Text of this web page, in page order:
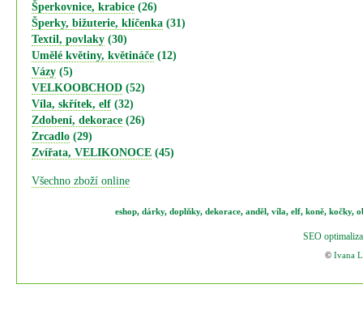
Šperkovnice, krabice (26)
Šperky, bižuterie, klíčenka (31)
Textil, povlaky (30)
Umělé květiny, květináče (12)
Vázy (5)
VELKOOBCHOD (52)
Víla, skřítek, elf (32)
Zdobení, dekorace (26)
Zrcadlo (29)
Zvířata, VELIKONOCE (45)
Všechno zboží online
eshop, dárky, doplňky, dekorace, anděl, víla, elf, koně, kočky,
SEO
© Ivana